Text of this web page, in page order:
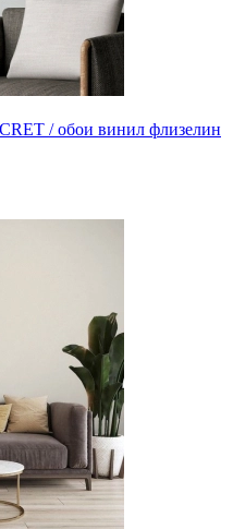
/ обои винил флизелин